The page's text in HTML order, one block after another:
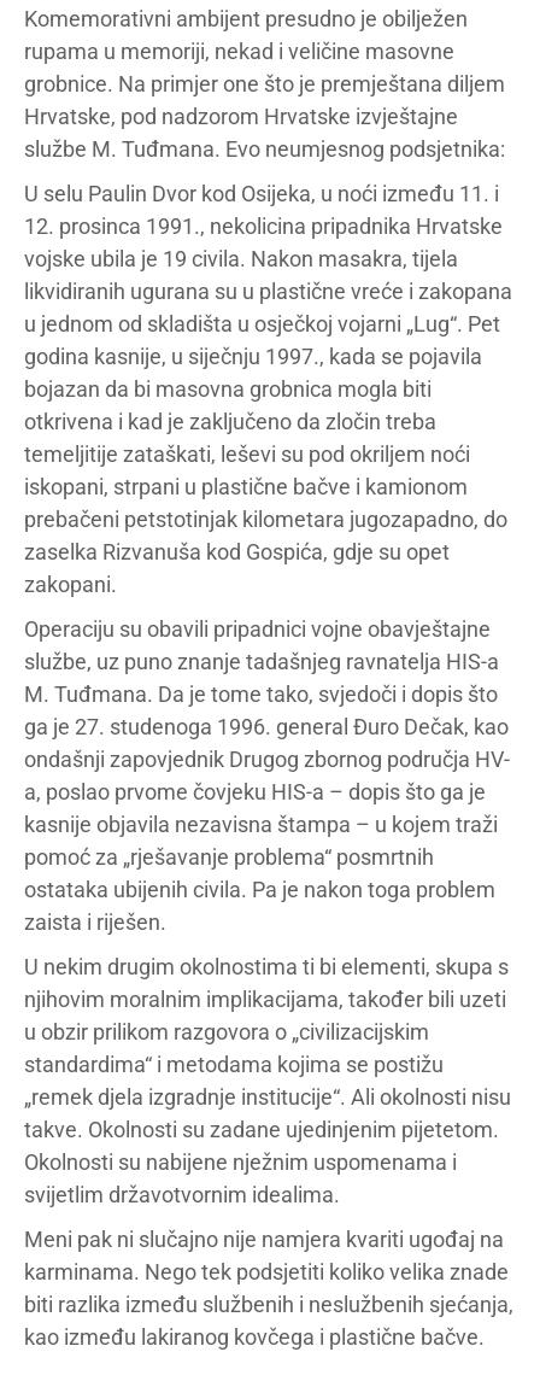
Komemorativni ambijent presudno je obilježen
rupama u memoriji, nekad i veličine masovne
grobnice. Na primjer one što je premještana diljem
Hrvatske, pod nadzorom Hrvatske izvještajne
službe M. Tuđmana. Evo neumjesnog podsjetnika:
U selu Paulin Dvor kod Osijeka, u noći između 11. i
12. prosinca 1991., nekolicina pripadnika Hrvatske
vojske ubila je 19 civila. Nakon masakra, tijela
likvidiranih ugurana su u plastične vreće i zakopana
u jednom od skladišta u osječkoj vojarni „Lug“. Pet
godina kasnije, u siječnju 1997., kada se pojavila
bojazan da bi masovna grobnica mogla biti
otkrivena i kad je zaključeno da zločin treba
temeljitije zataškati, leševi su pod okriljem noći
iskopani, strpani u plastične bačve i kamionom
prebačeni petstotinjak kilometara jugozapadno, do
zaselka Rizvanuša kod Gospića, gdje su opet
zakopani.
Operaciju su obavili pripadnici vojne obavještajne
službe, uz puno znanje tadašnjeg ravnatelja HIS-a
M. Tuđmana. Da je tome tako, svjedoči i dopis što
ga je 27. studenoga 1996. general Đuro Dečak, kao
ondašnji zapovjednik Drugog zbornog područja HV-
a, poslao prvome čovjeku HIS-a – dopis što ga je
kasnije objavila nezavisna štampa – u kojem traži
pomoć za „rješavanje problema“ posmrtnih
ostataka ubijenih civila. Pa je nakon toga problem
zaista i riješen.
U nekim drugim okolnostima ti bi elementi, skupa s
njihovim moralnim implikacijama, također bili uzeti
u obzir prilikom razgovora o „civilizacijskim
standardima“ i metodama kojima se postižu
„remek djela izgradnje institucije“. Ali okolnosti nisu
takve. Okolnosti su zadane ujedinjenim pijetetom.
Okolnosti su nabijene nježnim uspomenama i
svijetlim državotvornim idealima.
Meni pak ni slučajno nije namjera kvariti ugođaj na
karminama. Nego tek podsjetiti koliko velika znade
biti razlika između službenih i neslužbenih sjećanja,
kao između lakiranog kovčega i plastične bačve.